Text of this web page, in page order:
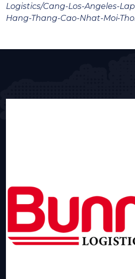
Logistics/cang-Los-Angeles-
Hang-Thang-Cao-Nhat-Moi-